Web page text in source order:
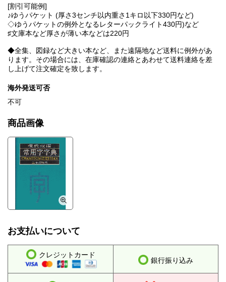
[割引可能例]
♪ゆうパケット (厚さ3センチ以内重さ1キロ以下330円など)
◇ゆうパケットの例外となるレターパックライト430円)など
♯文庫本など厚さが薄い本などは220円
◆全集、図録など大きい本など、また遠隔地など送料に例外があ
ります。その場合には、在庫確認の連絡とあわせて送料連絡を差
し上げて注文確定を致します。
海外発送可否
不可
商品画像
お支払いについて
クレジットカード
銀行振り込み